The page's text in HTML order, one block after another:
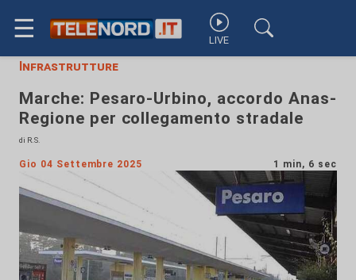
☰ LIVE
Infrastrutture
Marche: Pesaro-Urbino, accordo Anas-
Regione per collegamento stradale
di R.S.
Gio 04 Settembre 2025 1 min, 6 sec